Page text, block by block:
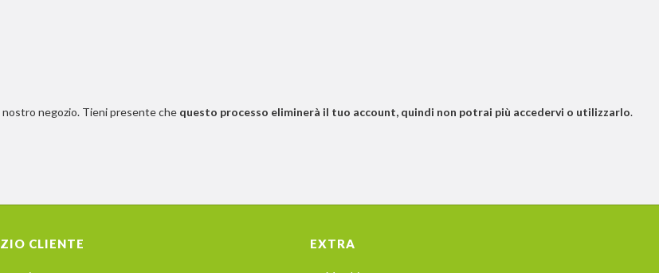
negozio. Tieni presente che questo processo eliminerà il tuo account, quindi non potrai più accedervi o utilizzarlo.
CLIENTE EXTRA